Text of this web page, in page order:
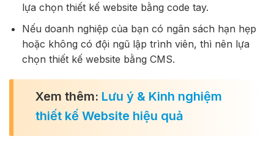
lựa chọn thiết kế website bằng code tay.
Nếu doanh nghiệp của bạn có ngân sách hạn hẹp
hoặc không có đội ngũ lập trình viên, thì nên lựa
chọn thiết kế website bằng CMS.
Xem thêm: Lưu ý & Kinh nghiệm
thiết kế Website hiệu quả